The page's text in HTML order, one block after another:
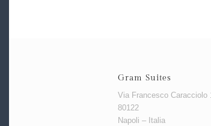
Gram Suites
Via Francesco Caracciolo
80122
Napoli – Italia